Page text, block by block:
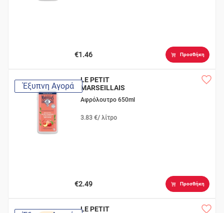
€1.46 Προσθήκη
Έξυπνη Αγορά
LE PETIT
MARSEILLAIS
Βιολγικό Ροδάκινο &
Νεκταρίνι
Αφρόλουτρο 650ml
3.83 €/ λίτρο
€2.49 Προσθήκη
LE PETIT